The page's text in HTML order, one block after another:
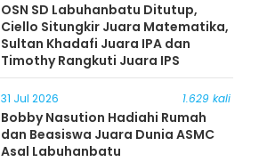
OSN SD Labuhanbatu Ditutup,
Ciello Situngkir Juara Matematika,
Sultan Khadafi Juara IPA dan
Timothy Rangkuti Juara IPS
31 Jul 2026 1.629 kali
Bobby Nasution Hadiahi Rumah
dan Beasiswa Juara Dunia ASMC
Asal Labuhanbatu